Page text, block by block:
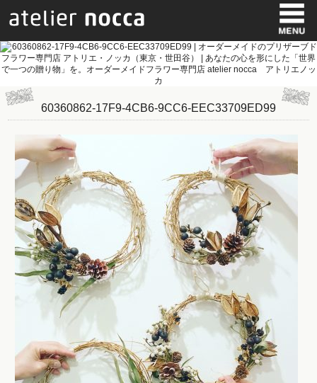
60360862-17F9-4CB6-9CC6-EEC33709ED99